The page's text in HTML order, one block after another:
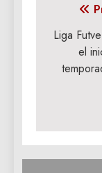
de
Liga
el